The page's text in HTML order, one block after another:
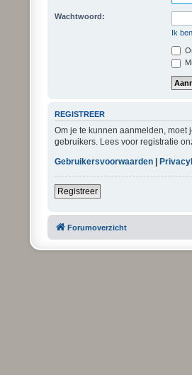
Wachtwoord:
Ik
REGISTREER
Om je te kunnen aanmelden,
gebruikers. Lees voor registratie
Gebruikersvoorwaarden
Registreer
Forumoverzicht